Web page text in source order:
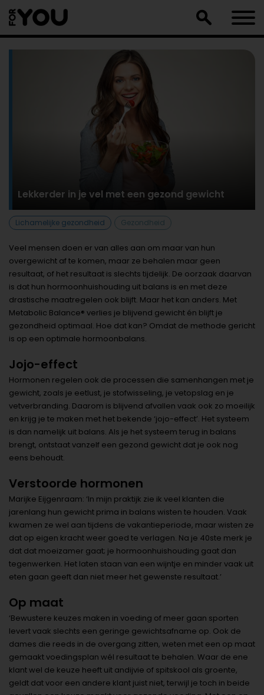
naar
artikel
Lekkerder in je vel met een gezond gewicht
Lichamelijke gezondheid Gezondheid
Veel mensen doen er van alles aan om maar van hun
overgewicht af te komen, maar ze behalen maar geen
resultaat, of het resultaat is slechts tijdelijk. De oorzaak daarvan
is dat hun hormoonhuishouding uit balans is en met deze
drastische maatregelen ook blijft. Maar het kan anders. Met
Metabolic Balance® verlies je blijvend gewicht én blijft je
gezondheid optimaal. Hoe dat kan? Omdat de methode gericht
is op een optimale hormoonbalans.
Jojo-effect
Hormonen regelen ook de processen die samenhangen met je
gewicht, zoals je eetlust, je stofwisseling, je vetopslag en je
vetverbranding. Daarom is blijvend afvallen vaak ook zo moeilijk
en krijg je te maken met het bekende ‘jojo-effect’. Het systeem
is dan namelijk uit balans. Als je het systeem terug in balans
brengt, ontstaat vanzelf een gezond gewicht dat je ook nog
eens behoudt.
Verstoorde hormonen
Marijke Eijgenraam: ‘In mijn praktijk zie ik veel klanten die
jarenlang hun gewicht prima in balans wisten te houden. Vaak
kwamen ze wel aan tijdens de vakantieperiode, maar wisten ze
dat op eigen kracht weer goed te verlagen. Na je 40ste merk je
dat dat moeizamer gaat; je hormoonhuishouding gaat dan
tegenwerken. Het laten staan van een wijntje en minder vaak uit
eten gaan geeft dan niet meer het gewenste resultaat.’
Op maat
‘Bewustere keuzes maken in voeding of meer gaan sporten
levert vaak slechts een geringe gewichtsafname op. Ook de
dames die reeds in de overgang zitten, weten met een op maat
gemaakt voedingsplan wél resultaat te behalen. Waar de ene
klant wel de keuze heeft uit andijvie of spitskool als groente,
geldt dat voor een andere klant juist niet, terwijl je toch in beide